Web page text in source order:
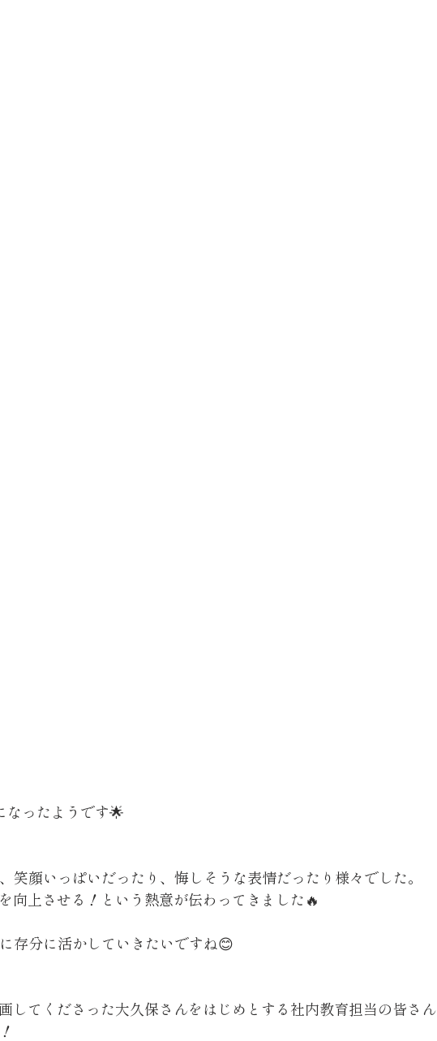
なったようです🌟
笑顔いっぱいだったり、悔しそうな表情だったり様々でした。
向上させる！という熱意が伝わってきました🔥
存分に活かしていきたいですね😊
してくださった大久保さんをはじめとする社内教育担当の皆さん